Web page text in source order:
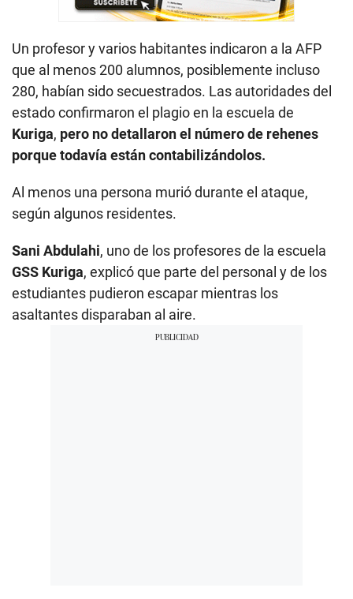
Un profesor y varios habitantes indicaron a la AFP
que al menos 200 alumnos, posiblemente incluso
280, habían sido secuestrados. Las autoridades del
estado confirmaron el plagio en la escuela de
Kuriga, pero no detallaron el número de rehenes
porque todavía están contabilizándolos.
Al menos una persona murió durante el ataque,
según algunos residentes.
Sani Abdulahi, uno de los profesores de la escuela
GSS Kuriga, explicó que parte del personal y de los
estudiantes pudieron escapar mientras los
asaltantes disparaban al aire.